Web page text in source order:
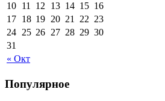
« Окт
10 11 12 13 14 15 16
17 18 19 20 21 22 23
24 25 26 27 28 29 30
31
Популярное